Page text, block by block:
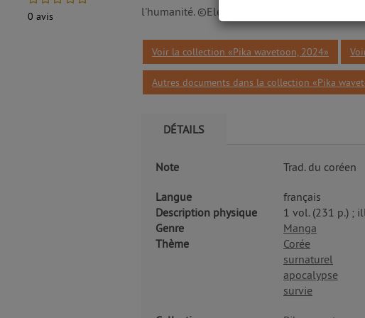
0 avis
l'humanité. ©Electre 2024
Voir la collection «Pika wavetoon, 2024»
Autres documents dans la collection «Pika
DÉTAILS
Note Trad. du coréen
Langue
français
Description physique
1 vol. (231 p.) ;
Genre
Manga
Thème
Corée
surnaturel
apocalypse
survie